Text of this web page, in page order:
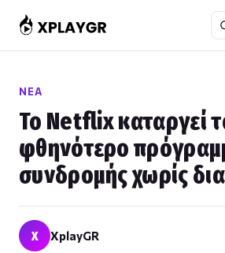
στο
περιεχόμενο
ΝΈΑ
Το Netflix καταργεί
φθηνότερο
συνδρομής χωρίς
X XplayGR